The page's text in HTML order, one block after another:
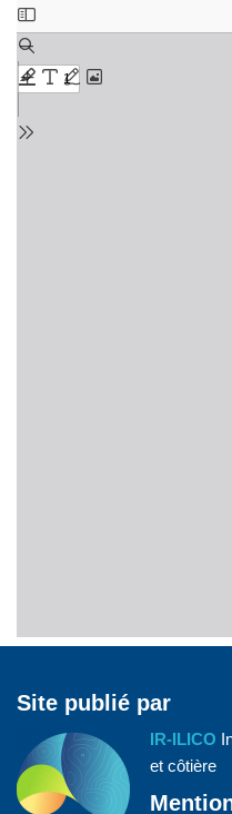
Site publié par
IR-ILICO
et côtière